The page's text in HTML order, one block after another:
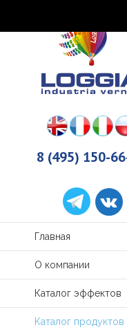
8 (495) 150-
Главная
О компании
Каталог эффектов
Каталог продуктов